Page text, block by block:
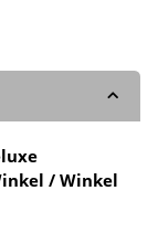
/ Winkel